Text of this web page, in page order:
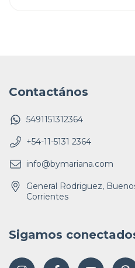
Contactános
5491151312364
+54-11-5131 2364
info@bymariana.com
General Rodriguez,
Corrientes
Sigamos